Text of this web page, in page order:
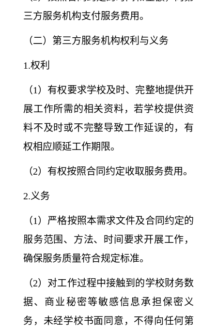
三方服务机构支付服务费用。
（二）第三方服务机构权利与义务
1.权利
（1）有权要求学校及时、完整地提供开
展工作所需的相关资料，若学校提供资
料不及时或不完整导致工作延误的，有
权相应顺延工作期限。
（2）有权按照合同约定收取服务费用。
2.义务
（1）严格按照本需求文件及合同约定的
服务范围、方法、时间要求开展工作，
确保服务质量符合规定标准。
（2）对工作过程中接触到的学校财务数
据、商业秘密等敏感信息承担保密义
务，未经学校书面同意，不得向任何第